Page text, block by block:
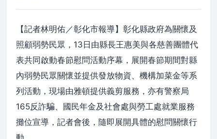
【記者林明佑／彰化市報導】彰化縣政府為關懷及
照顧弱勢民眾，13日由縣長王惠美與各慈善團體代
表共同啟動春節慰問活動序幕，展開春節期間對縣
內弱勢民眾關懷並提供發放物資、機構加菜金等系
列活動，現場由雅頓提供義剪服務，亦有警察局
165反詐騙、國民年金及社會處與勞工處就業服務
攤位宣導，記者會後，隨即展開具體的慰問關懷行